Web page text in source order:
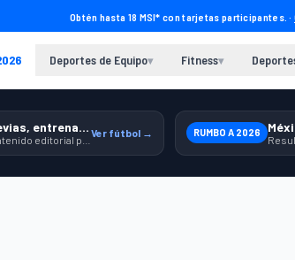
Obtén hasta 18 MSI* con tarjetas participantes. ·
Deportes de Equipo▾ Fitness▾
Previas, entrenamiento y producto Ver fútbol → RUMBO A 2026